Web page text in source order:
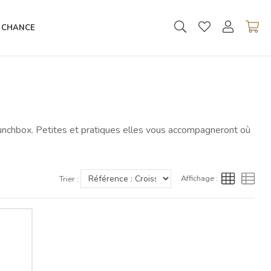
Petites et pratiques elles vous accompagneront où
Trier : Affichage :